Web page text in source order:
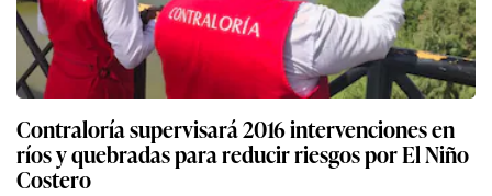
Contraloría supervisará 2016 intervenciones en
ríos y quebradas para reducir riesgos por El Niño
Costero